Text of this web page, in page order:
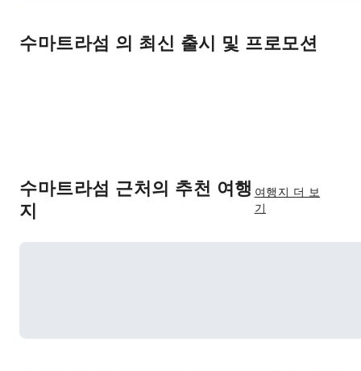
수마트라섬 의 최신 출시 및 프로모션
수마트라섬 근처의 추천 여행
지
여행지 더 보
기